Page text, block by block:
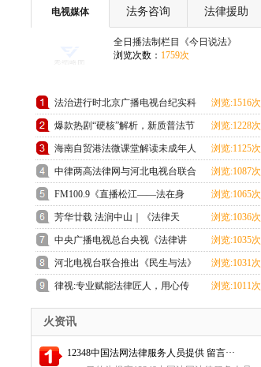
上线
电视媒体 法务咨询 法律援助
全日播法制栏目《今日说法》
浏览次数： 1759次
法治进行时北京广播电视台纪实科
教频道法治栏目
浏览:1516次
爆款热剧“硬核”解析，新质普法节
目《剧懂法》即将开播！
浏览:1228次
海南自贸港法微课堂解读未成年人
监护人法律制度
浏览:1125次
中律两高法律网与河北电视台联合
推出《民生与法》大型访谈节目即
将上线
浏览:1087次
FM100.9《直播松江——法在身
边》：普法从学生抓起，让宪法精
神扎根校园
浏览:1065次
芳华廿载 法润中山｜《法律天
地》电视节目播出二十周年！
浏览:1036次
中央广播电视总台央视《法律讲
堂》栏目团队：镜头背后，法官的
奉献与坚守丨2024记者看法院
浏览:1035次
河北电视台联合推出《民生与法》
大型访谈节目即将上线
浏览:1031次
律视:专业赋能法律匠人，用心传
播法律知识
浏览:1011次
火资讯
12348中国法网法律服务人员提供 留言···